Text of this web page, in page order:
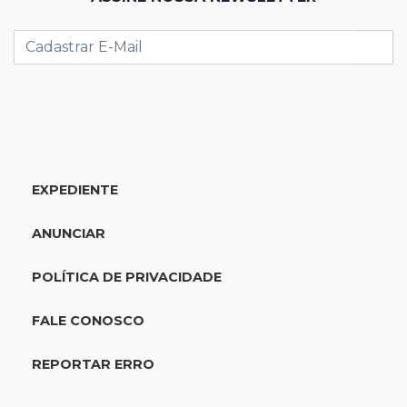
Um dia após matar companheira, homem se
entrega e acaba preso por feminicídio
Recém-nascida desaparecida foi entregue
estupros desde infância
EXPEDIENTE
ANUNCIAR
POLÍTICA DE PRIVACIDADE
FALE CONOSCO
REPORTAR ERRO